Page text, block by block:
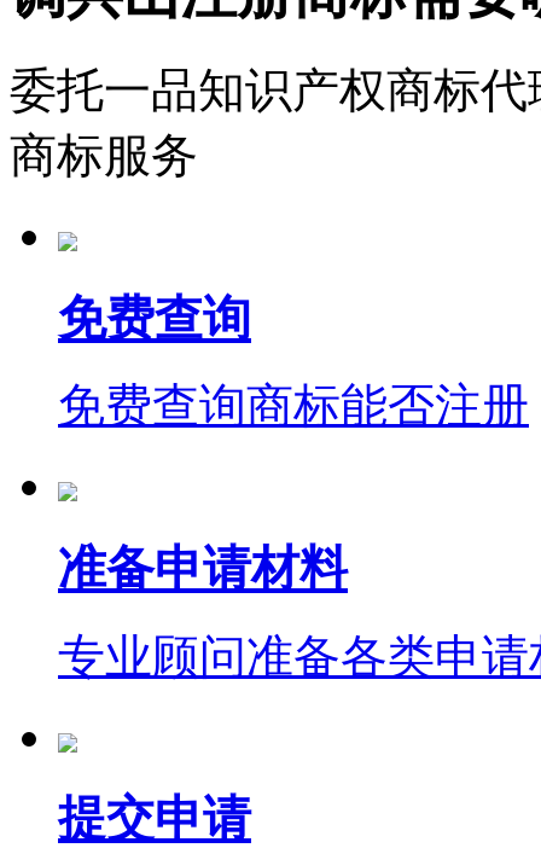
委托一品知识产权商标
商标服务
免费查询
免费查询商标能否注册
准备申请材料
专业顾问准备各类申请
提交申请